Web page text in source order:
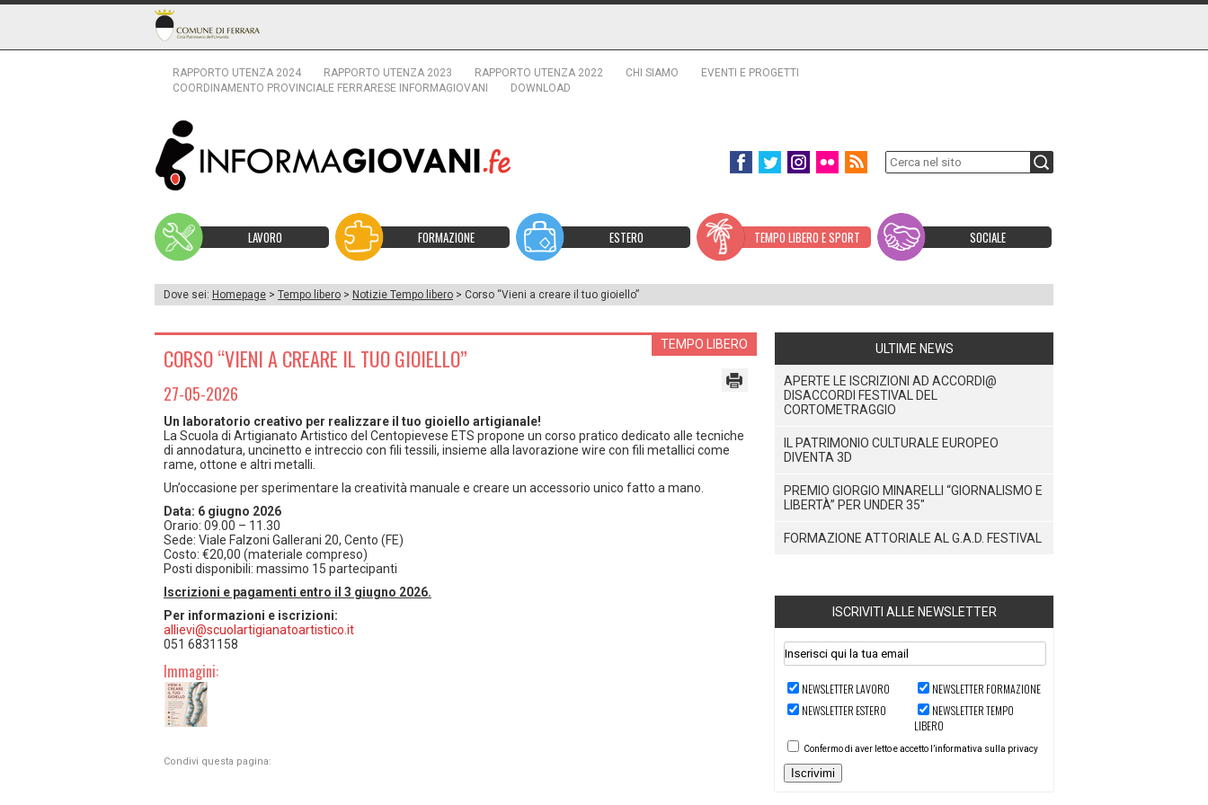
RAPPORTO UTENZA 2024 RAPPORTO UTENZA 2023 RAPPORTO UTENZA 2022 CHI SIAMO
EVENTI E PROGETTI
COORDINAMENTO PROVINCIALE FERRARESE INFORMAGIOVANI
DOWNLOAD
LAVORO FORMAZIONE ESTERO TEMPO LIBERO E SPORT SOCIALE
Dove sei: Homepage > Tempo libero > Notizie Tempo libero > Corso “Vieni a creare il tuo gioiello”
TEMPO LIBERO
CORSO “VIENI A CREARE IL TUO GIOIELLO”
27-05-2026
Un laboratorio creativo per realizzare il tuo gioiello artigianale!
La Scuola di Artigianato Artistico del Centopievese ETS propone un corso pratico dedicato alle tecniche
di annodatura, uncinetto e intreccio con fili tessili, insieme alla lavorazione wire con fili metallici come
rame, ottone e altri metalli.
Un’occasione per sperimentare la creatività manuale e creare un accessorio unico fatto a mano.
Data: 6 giugno 2026
Orario: 09.00 – 11.30
Sede: Viale Falzoni Gallerani 20, Cento (FE)
Costo: €20,00 (materiale compreso)
Posti disponibili: massimo 15 partecipanti
Iscrizioni e pagamenti entro il 3 giugno 2026.
Per informazioni e iscrizioni:
allievi@scuolartigianatoartistico.it
051 6831158
Immagini:
Condivi questa pagina:
ULTIME NEWS
APERTE LE ISCRIZIONI AD ACCORDI@
DISACCORDI FESTIVAL DEL
CORTOMETRAGGIO
IL PATRIMONIO CULTURALE EUROPEO
DIVENTA 3D
PREMIO GIORGIO MINARELLI “GIORNALISMO E
LIBERTÀ” PER UNDER 35"
FORMAZIONE ATTORIALE AL G.A.D. FESTIVAL
ISCRIVITI ALLE NEWSLETTER
NEWSLETTER LAVORO
NEWSLETTER FORMAZIONE
NEWSLETTER ESTERO
NEWSLETTER TEMPO
LIBERO
Confermo di aver letto e accetto l’informativa sulla privacy
Iscrivimi